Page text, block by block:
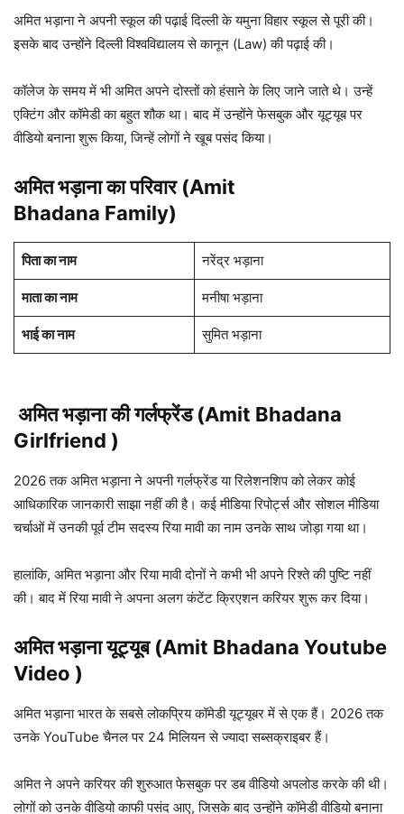
अमित भड़ाना ने अपनी स्कूल की पढ़ाई दिल्ली के यमुना विहार स्कूल से पूरी की।
इसके बाद उन्होंने दिल्ली विश्वविद्यालय से कानून (Law) की पढ़ाई की।
कॉलेज के समय में भी अमित अपने दोस्तों को हंसाने के लिए जाने जाते थे। उन्हें
एक्टिंग और कॉमेडी का बहुत शौक था। बाद में उन्होंने फेसबुक और यूट्यूब पर
वीडियो बनाना शुरू किया, जिन्हें लोगों ने खूब पसंद किया।
अमित भड़ाना का परिवार (Amit
Bhadana Family)
पिता का नाम नरेंद्र भड़ाना
माता का नाम मनीषा भड़ाना
भाईका नाम सुमित भड़ाना
अमित भड़ानाकी गर्लफ्रेंड (Amit Bhadana
Girlfriend )
2026 तक अमित भड़ाना ने अपनी गर्लफ्रेंड या रिलेशनशिप को लेकर कोई
आधिकारिक जानकारी साझा नहीं की है। कई मीडिया रिपोर्ट्स और सोशल मीडिया
चर्चाओं में उनकी पूर्व टीम सदस्य रिया मावी का नाम उनके साथ जोड़ा गया था।
हालांकि, अमित भड़ाना और रिया मावी दोनों ने कभी भी अपने रिश्ते की पुष्टि नहीं
की। बाद में रिया मावी ने अपना अलग कंटेंट क्रिएशन करियर शुरू कर दिया।
अमित भड़ाना यूट्यूब (Amit Bhadana Youtube
Video )
अमित भड़ाना भारत के सबसे लोकप्रिय कॉमेडी यूट्यूबर में से एक हैं। 2026 तक
उनके YouTube चैनल पर 24 मिलियन से ज्यादा सब्सक्राइबर हैं।
अमित ने अपने करियर की शुरुआत फेसबुक पर डब वीडियो अपलोड करके की थी।
लोगों को उनके वीडियो काफी पसंद आए, जिसके बाद उन्होंने कॉमेडी वीडियो बनाना